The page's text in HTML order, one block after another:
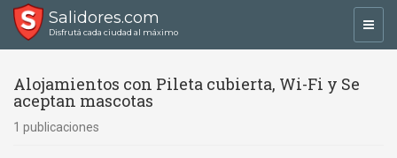
Salidores.com
Disfrutá cada ciudad al máximo
Alojamientos con Pileta cubierta, Wi-Fi y Se
aceptan mascotas
1 publicaciones